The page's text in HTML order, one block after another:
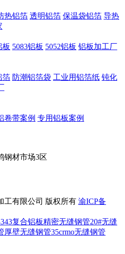
热铝箔 透明铝箔 保温袋铝箔 导热
板 5083铝板 5052铝板 铝板加工厂
箔 防潮铝箔袋 工业用铝箔纸 钝化
卷带案例 专用铝板案例
钢材市场3区
工有限公司 版权所有 渝ICP备
复合铝板精密无缝钢管20#无缝
厚壁无缝钢管35crmo无缝钢管